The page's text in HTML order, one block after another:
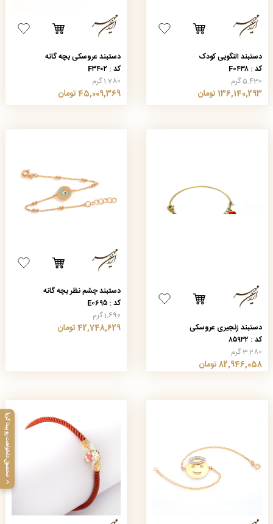
دستبند النگویی کودک
کد : F۰۴۳۸
5.430 گرم
136,140,293 تومان
دستبند عروسکی بچه گانه
کد : F۳۴۰۲
1.780 گرم
45,009,369 تومان
دستبند زنجیری عروسکی
کد : ۸۵۹۳۲
3.280 گرم
82,946,058 تومان
دستبند چشم نظر بچه گانه
کد : E۰۶۹۵
1.690 گرم
42,748,629 تومان
محصول دلخواهت رو پیدا کن!